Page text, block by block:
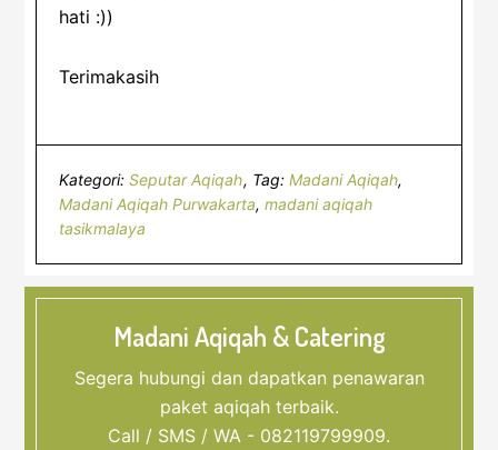
hati :))
Terimakasih
Kategori:Seputar Aqiqah Tag:Madani Aqiqah,
Madani Aqiqah Purwakarta,madani aqiqah
tasikmalaya
Madani Aqiqah & Catering
Segera hubungi dan dapatkan penawaran
paket aqiqah terbaik.
Call / SMS / WA - 082119799909.